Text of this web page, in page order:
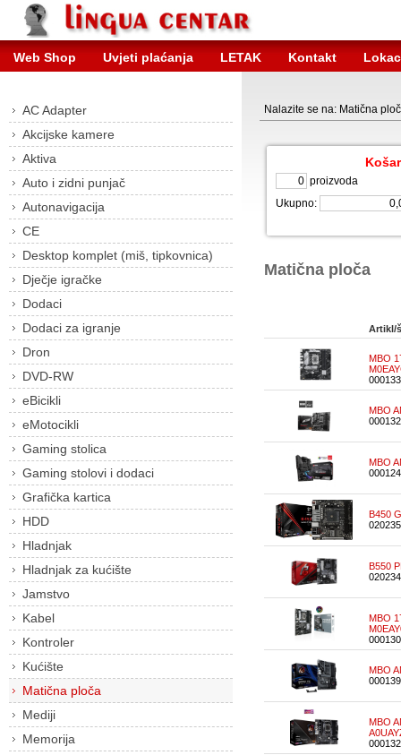
Web Shop Uvjeti plaćanja LETAK Kontakt
AC Adapter
Akcijske kamere
Aktiva
Auto i zidni punjač
Autonavigacija
CE
Desktop komplet (miš, tipkovnica)
Dječje igračke
Dodaci
Dodaci za igranje
Dron
DVD-RW
eBicikli
eMotocikli
Gaming stolica
Gaming stolovi i dodaci
Grafička kartica
HDD
Hladnjak
Hladnjak za kućište
Jamstvo
Kabel
Kontroler
Kućište
Matična ploča
Mediji
Memorija
Nalazite se na: Matična
proizvoda
Ukupno:
Matična ploča
Artikl/
MBO
MBO
MBO
B450
B550
MBO
MBO
MBO